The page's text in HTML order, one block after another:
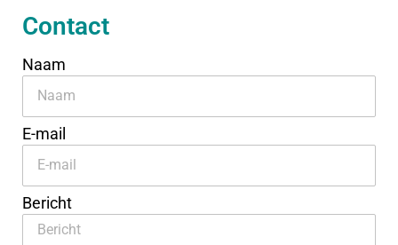
Contact
Naam
E-mail
Bericht